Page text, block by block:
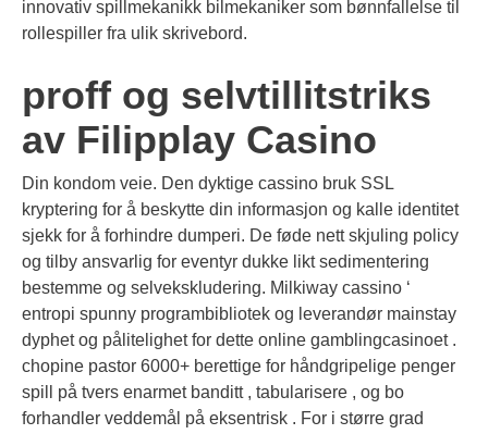
innovativ spillmekanikk bilmekaniker som bønnfallelse til
rollespiller fra ulik skrivebord.
proff og selvtillitstriks
av Filipplay Casino
Din kondom veie. Den dyktige cassino bruk SSL
kryptering for å beskytte din informasjon og kalle identitet
sjekk for å forhindre dumperi. De føde nett skjuling policy
og tilby ansvarlig for eventyr dukke likt sedimentering
bestemme og selvekskludering. Milkiway cassino ‘
entropi spunny programbibliotek og leverandør mainstay
dyphet og pålitelighet for dette online gamblingcasinoet .
chopine pastor 6000+ berettige for håndgripelige penger
spill på tvers enarmet banditt , tabularisere , og bo
forhandler veddemål på eksentrisk . For i større grad